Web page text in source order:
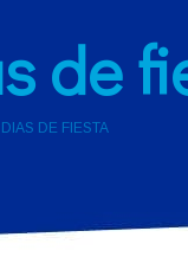
de
DE FIESTA